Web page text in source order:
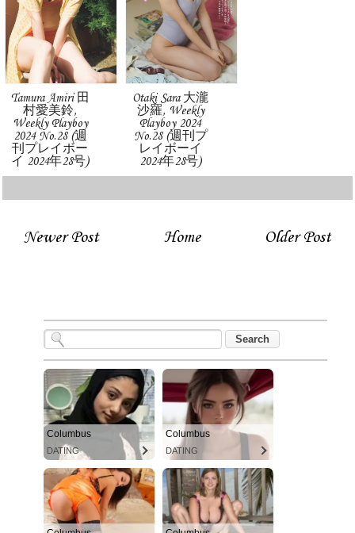
Tamura Amiri 田
村愛美鈴,
Weekly Playboy
2024 No.28 (週
刊プレイボー
イ 2024年28号)
Otaki Sara 大瀧
沙羅, Weekly
Playboy 2024
No.28 (週刊プ
レイボーイ
2024年28号)
Newer Post Older Post
Home
Columbus
DATING
Columbus
DATING